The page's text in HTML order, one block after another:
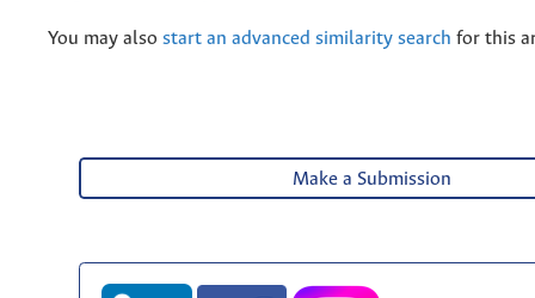
You may also start an advanced similarity search for this
Make a Submission